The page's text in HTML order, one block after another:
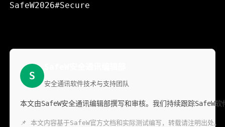
SafeW2026#Secure
S
安全通讯软件技术与支持团队
本文由SafeW安全通讯编辑部撰写和审核。我们持续跟踪SafeW
📌 本文内容基于SafeW官方文档和实际测试编写，转载请注明出处。